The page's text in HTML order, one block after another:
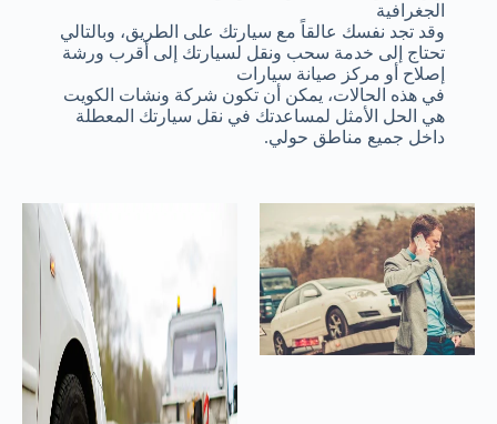
الجغرافية
وقد تجد نفسك عالقاً مع سيارتك على الطريق، وبالتالي
تحتاج إلى خدمة سحب ونقل لسيارتك إلى أقرب ورشة
إصلاح أو مركز صيانة سيارات
في هذه الحالات، يمكن أن تكون شركة ونشات الكويت
هي الحل الأمثل لمساعدتك في نقل سيارتك المعطلة
داخل جميع مناطق حولي.